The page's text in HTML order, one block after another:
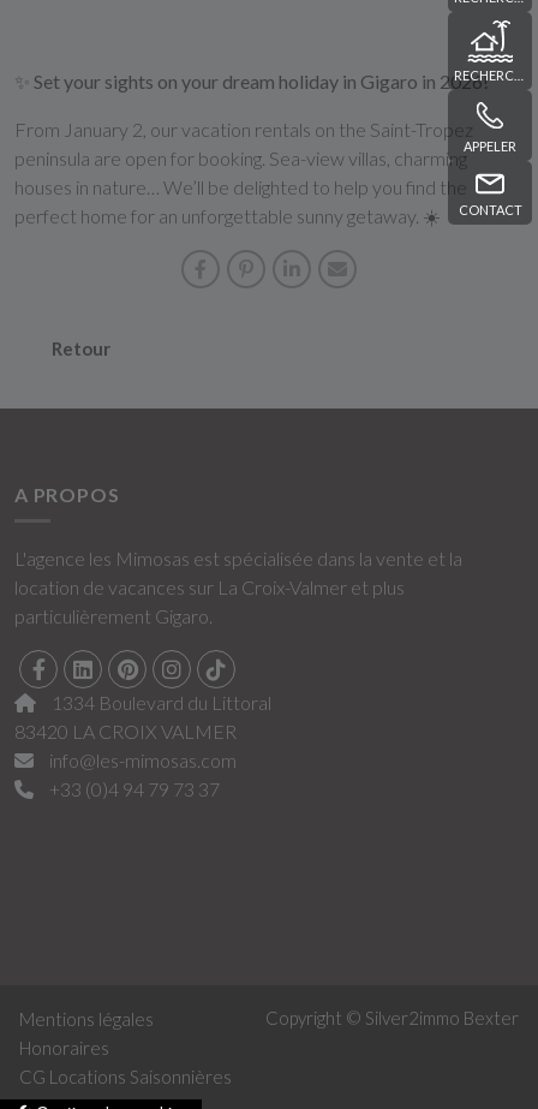
APPELER
CONTACT
✨ Set your sights on your dream holiday in Gigaro in 2026!
From January 2, our vacation rentals on the Saint-Tropez
peninsula are open for booking. Sea-view villas, charming
houses in nature… We’ll be delighted to help you find the
perfect home for an unforgettable sunny getaway. ☀️
Retour
A PROPOS
L'agence les Mimosas est spécialisée dans la vente et la
location de vacances sur La Croix-Valmer et plus
particulièrement Gigaro.
1334 Boulevard du Littoral
83420 LA CROIX VALMER
info@les-mimosas.com
+33 (0)4 94 79 73 37
Mentions légales
Honoraires
CG Locations Saisonnières
Copyright © Silver2immo Bexter